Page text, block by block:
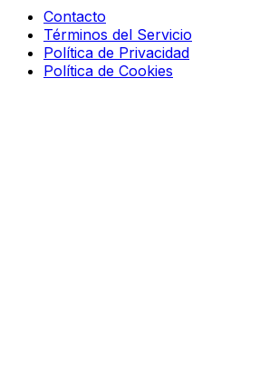
Contacto
Términos del Servicio
Política de Privacidad
Política de Cookies